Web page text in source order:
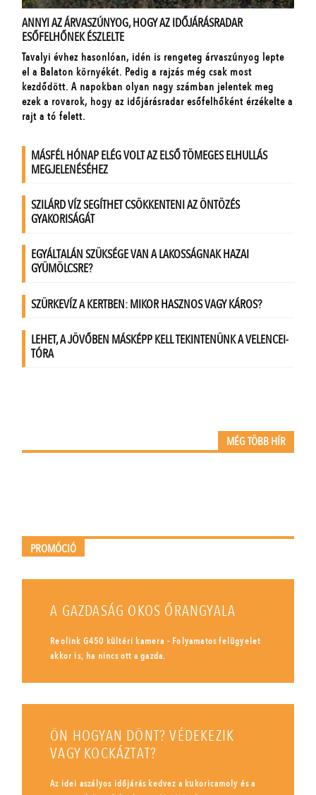
MÉG TÖBB HÍR
PROMÓCIÓ
A GAZDASÁG OKOS ŐRANGYALA
Reolink G450 kültéri kamera - Folyamatos felügyelet
akkor is, ha nincs ott a gazda.
ÖN HOGYAN DÖNT? VÉDEKEZIK
VAGY KOCKÁZTAT?
Az idei aszályos időjárás kedvez a kukoricamoly és a